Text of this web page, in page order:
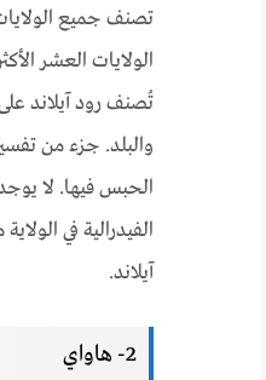
تصنف جميع
الولايات العشر
تُصنف رود آيلاند على
والبلد. جزء من
آيلاند.
2- هاواي